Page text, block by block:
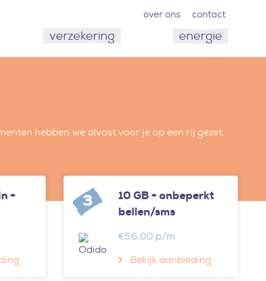
over ons contact
verzekering energie
hebben we alvast voor je op een rij gezet.
+
3
10 GB + onbeperkt
bellen/sms
€56,00 p/m
Bekijk aanbieding